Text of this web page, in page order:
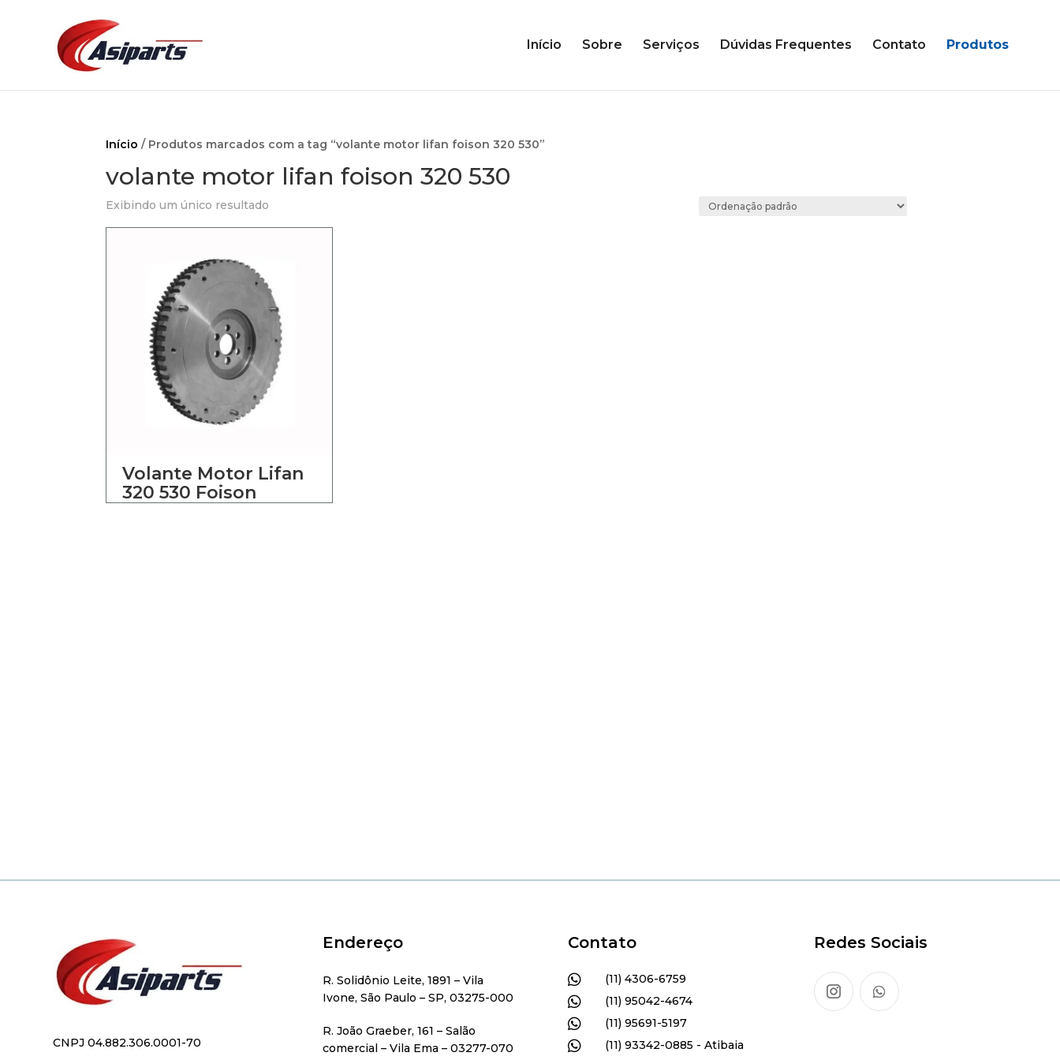
Início Sobre Serviços Dúvidas Frequentes Contato Produtos
Início / Produtos marcados com a tag “volante motor lifan foison 320 530”
volante motor lifan foison 320 530
Exibindo um único resultado
Volante Motor Lifan
320 530 Foison
CNPJ 04.882.306.0001-70
Endereço
R. Solidônio Leite, 1891 – Vila
Ivone, São Paulo – SP, 03275-000
R. João Graeber, 161 – Salão
comercial – Vila Ema – 03277-070
Contato
 (11) 4306-6759
 (11) 95042-4674
 (11) 95691-5197
 (11) 93342-0885 - Atibaia
Redes Sociais